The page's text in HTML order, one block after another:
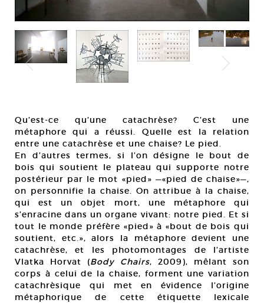
Qu’est-ce qu’une catachrèse? C’est une
métaphore qui a réussi. Quelle est la relation
entre une catachrèse et une chaise? Le pied.
En d’autres termes, si l’on désigne le bout de
bois qui soutient le plateau qui supporte notre
postérieur par le mot «pied» —«pied de chaise»—,
on personnifie la chaise. On attribue à la chaise,
qui est un objet mort, une métaphore qui
s’enracine dans un organe vivant: notre pied. Et si
tout le monde préfère «pied» à «bout de bois qui
soutient, etc.», alors la métaphore devient une
catachrèse, et les photomontages de l’artiste
Vlatka Horvat (Body Chairs, 2009), mêlant son
corps à celui de la chaise, forment une variation
catachrèsique qui met en évidence l’origine
métaphorique de cette étiquette lexicale